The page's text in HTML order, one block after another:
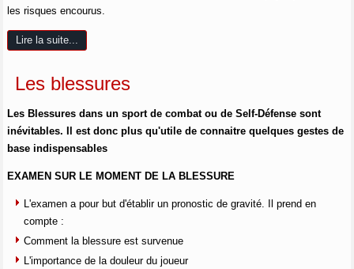
les risques encourus.
Lire la suite...
Les blessures
Les Blessures dans un sport de combat ou de Self-Défense sont
inévitables. Il est donc plus qu'utile de connaitre quelques gestes de
base indispensables
EXAMEN SUR LE MOMENT DE LA BLESSURE
L'examen a pour but d'établir un pronostic de gravité. Il prend en
compte :
Comment la blessure est survenue
L'importance de la douleur du joueur